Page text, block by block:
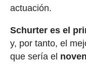
actuación.
Schurter es el
y, por tanto, el
que sería el